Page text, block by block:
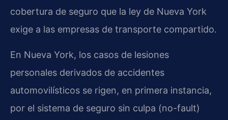
cobertura de seguro que la ley de Nueva York
exige a las empresas de transporte compartido.
En Nueva York, los casos de lesiones
personales derivados de accidentes
automovilísticos se rigen, en primera instancia,
por el sistema de seguro sin culpa (no-fault)